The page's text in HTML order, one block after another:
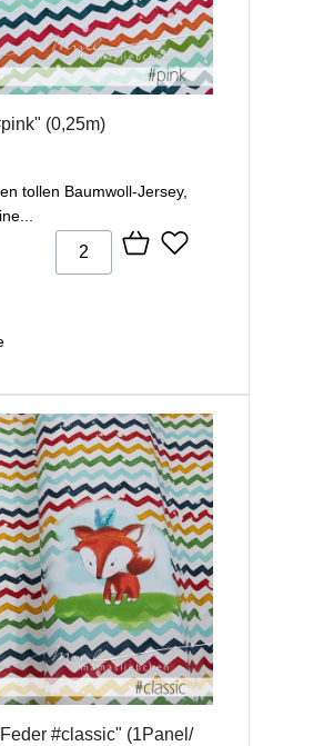
(0,25m)
tollen Baumwoll-Jersey,
#classic" (1Panel/